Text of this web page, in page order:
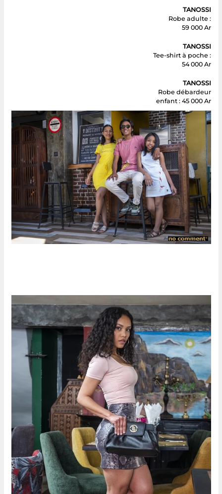
TANOSSI
Robe adulte :
59 000 Ar
TANOSSI
Tee-shirt à poche :
54 000 Ar
TANOSSI
Robe débardeur
enfant : 45 000 Ar